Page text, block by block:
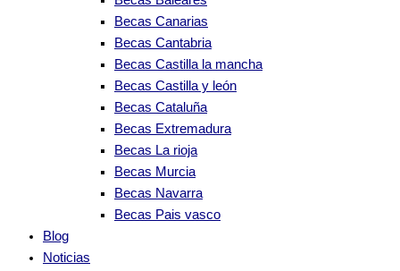
Becas Canarias
Becas Cantabria
Becas Castilla la mancha
Becas Castilla y león
Becas Cataluña
Becas Extremadura
Becas La rioja
Becas Murcia
Becas Navarra
Becas Pais vasco
Blog
Noticias